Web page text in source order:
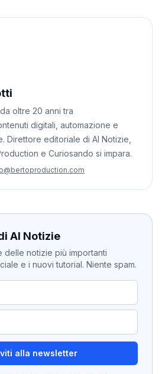
oltre 20 anni tra
digitali, automazione e
Direttore editoriale di AI Notizie,
e Curiosando si impara.
AI Notizie
delle notizie più importanti
e i nuovi tutorial. Niente spam.
alla newsletter